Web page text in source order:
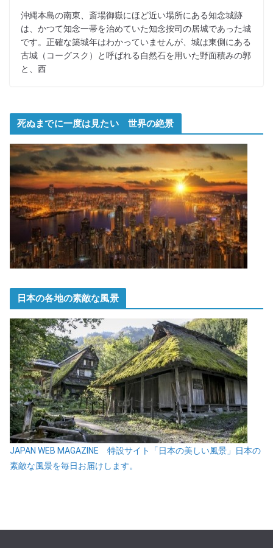
沖縄本島の南東、斎場御嶽にほど近い場所にある知念城跡
は、かつて知念一帯を治めていた知念按司の居城であった城
です。正確な築城年はわかっていませんが、城は東側にある
古城（コーグスク）と呼ばれる自然石を用いた野面積みの郭
と、西
死ぬまでに一度は見たい 世界の絶景
日本の各地の素敵な風景
JAPAN WEB MAGAZINE 特設サイト「日本の美しい風景」日本の
素敵な風景を毎日お届けします。